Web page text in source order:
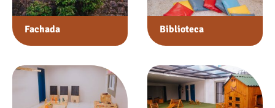
Fachada Biblioteca